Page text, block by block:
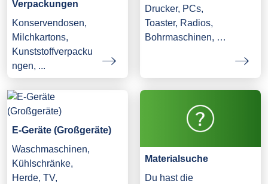
Verpackungen
Konservendosen,
Milchkartons,
Kunststoffverpacku
ngen, ...
Drucker, PCs,
Toaster, Radios,
Bohrmaschinen, …
E-Geräte (Großgeräte)
Waschmaschinen,
Kühlschränke,
Herde, TV,
Materialsuche
Du hast die